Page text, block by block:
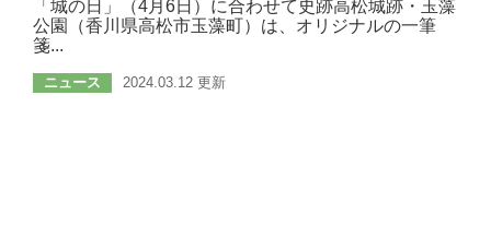
「城の日」（4月6日）に合わせて史跡高松城跡・玉藻
公園（香川県高松市玉藻町）は、オリジナルの一筆
箋...
ニュース 2024.03.12 更新